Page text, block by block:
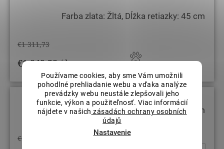
Používame cookies, aby sme Vám umožnili
pohodlné prehliadanie webu a vďaka analýze
prevádzky webu neustále zlepšovali jeho
funkcie, výkon a použiteľnosť. Viac informácií
nájdete v našich zásadách ochrany osobních
údajů
Nastavenie
Farba zlata: Žltá, Dĺžka retiazky: 45 cm
€1 311,73
€1 049,38/ ks
STRÁŽIŤ
Farba zlata: Žltá, Dĺžka retiazky: 50 cm
€1 398,34